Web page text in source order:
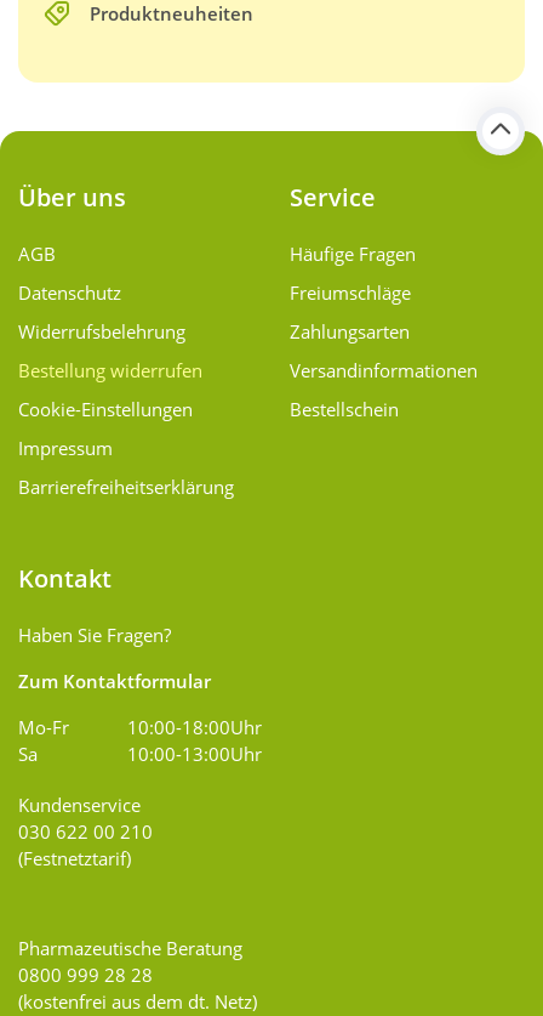
Produktneuheiten
Über uns
AGB
Datenschutz
Widerrufsbelehrung
Bestellung widerrufen
Cookie-Einstellungen
Impressum
Barrierefreiheitserklärung
Service
Häufige Fragen
Freiumschläge
Zahlungsarten
Versand­informationen
Bestellschein
Kontakt
Haben Sie Fragen?
Zum Kontaktformular
Mo-Fr
10:00-18:00Uhr
Sa
10:00-13:00Uhr
Kundenservice
030 622 00 210
(Festnetztarif)
Pharmazeutische Beratung
0800 999 28 28
(kostenfrei aus dem dt. Netz)